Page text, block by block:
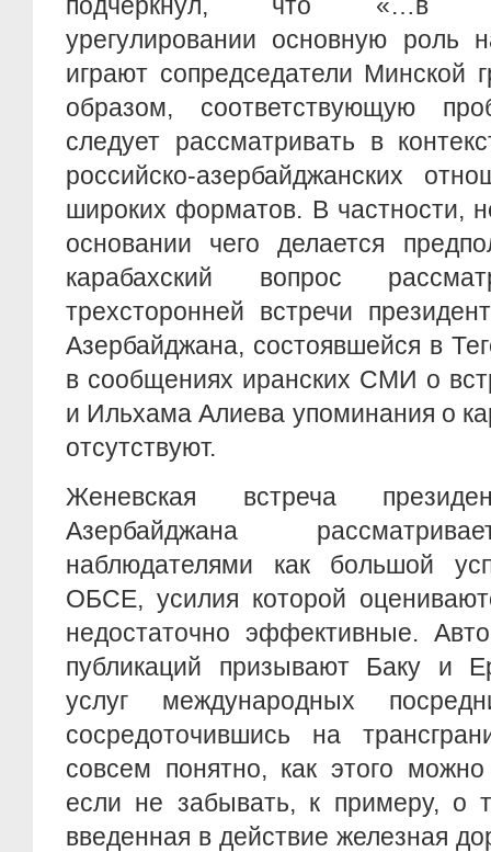
урегулировании основную роль
играют сопредседатели
образом, соответствующую
следует рассматривать в
российско-азербайджанских
широких форматов. В частности,
основании чего делается
карабахский вопрос
трехсторонней встречи
Азербайджана, состоявшейся в
в сообщениях иранских СМИ о
и Ильхама Алиева упоминания о
отсутствуют.
Женевская встреча
Азербайджана
наблюдателями как большой
ОБСЕ, усилия которой
недостаточно эффективные.
публикаций призывают Баку и
услуг международных
сосредоточившись на
совсем понятно, как этого
если не забывать, к примеру, о
введенная в действие железная